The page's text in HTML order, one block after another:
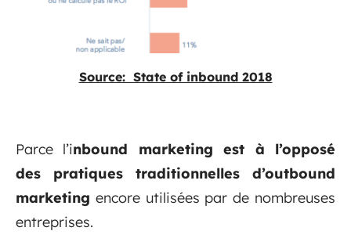
Source: State of inbound 2018
Parce l’inbound marketing est à l’opposé
des pratiques traditionnelles d’outbound
marketing encore utilisées par de nombreuses
entreprises.